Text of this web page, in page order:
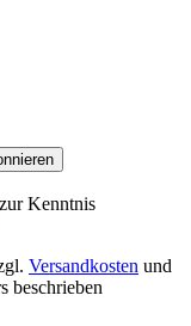
zur Kenntnis
Versandkosten und
beschrieben